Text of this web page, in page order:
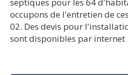
occupons de l'entretien de
02. Des devis pour
sont disponibles par internet